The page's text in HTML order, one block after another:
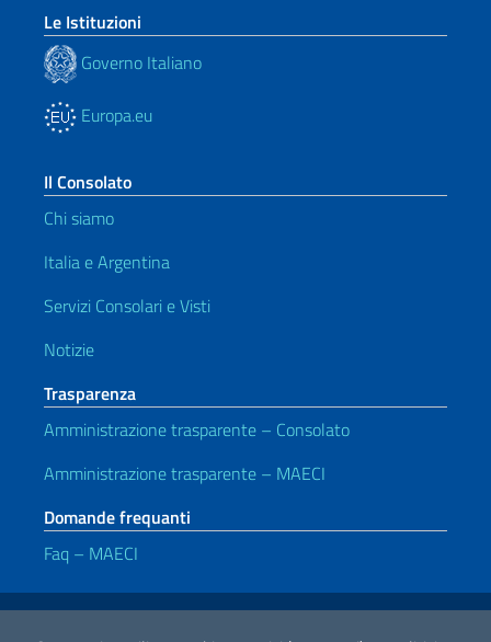
Le Istituzioni
Governo Italiano
Europa.eu
Il Consolato
Chi siamo
Italia e Argentina
Servizi Consolari e Visti
Notizie
Trasparenza
Amministrazione trasparente – Consolato
Amministrazione trasparente – MAECI
Domande frequanti
Faq – MAECI
Link Utili